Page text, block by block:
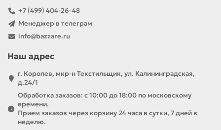
+7 (499) 404-26-48
Менеджер в телеграм
info@bazzare.ru
Наш адрес
г. Королев, мкр-н Текстильщик, ул. Калининградская,
д.24/1
Обработка заказов: с 10:00 до 18:00 по московскому
времени.
Прием заказов через корзину 24 часа в сутки, 7 дней в
неделю.